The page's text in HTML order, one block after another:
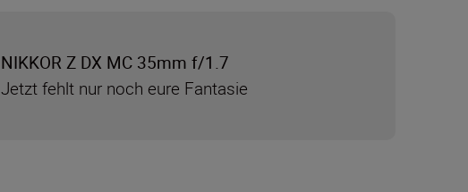
NIKKOR Z DX MC 35mm f/1.7
Jetzt fehlt nur noch eure Fantasie